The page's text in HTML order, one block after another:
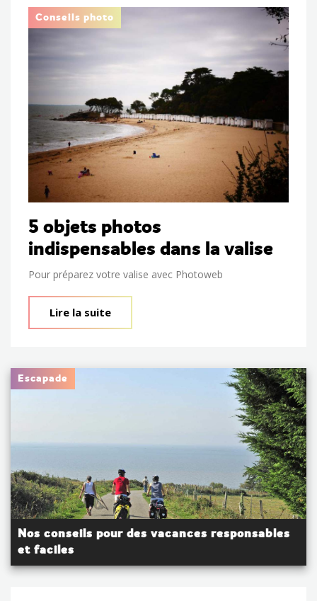
Conseils photo
5 objets photos
indispensables dans la valise
Pour préparez votre valise avec Photoweb
Lire la suite
Escapade
Nos conseils pour des vacances responsables
et faciles